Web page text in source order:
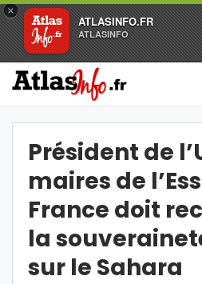
×
ATLASINFO.FR
ATLASINFO
Président de
maires de
France doit
la
sur le Sahara